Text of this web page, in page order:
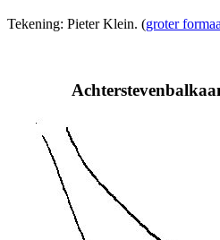
Tekening: Pieter Klein. (groter